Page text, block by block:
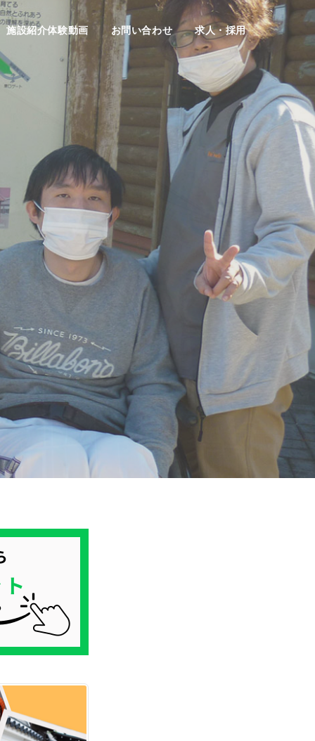
施設紹介体験動画 お問い合わせ 求人・採用